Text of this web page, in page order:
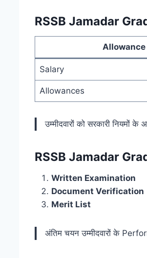
RSSB Jamadar
Allowance
Salary
Allowances
उम्मीदवारों को सरकारी नियमों
RSSB Jamadar
Written Examination
Document Verification
Merit List
अंतिम चयन उम्मीदवारों के